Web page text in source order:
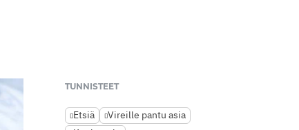
TUNNISTEET
Etsiä
Vireille pantu asia